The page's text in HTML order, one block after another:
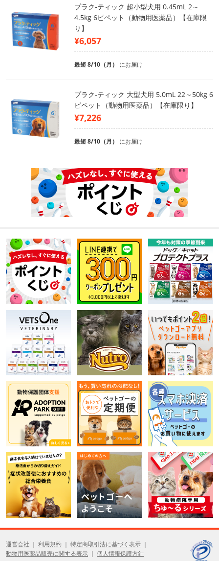
プラク‐ティック 超小型犬用 0.45mL 2～
4.5kg 6ピペット（動物用医薬品）【在庫限
り】
¥6,057
最短 8/10（月） にお届け
プラク‐ティック 大型犬用 5.0mL 22～50kg 6
ピペット（動物用医薬品）【在庫限り】
¥7,226
最短 8/10（月） にお届け
運営会社 利用規約
特定商取引法に基づく表示
動物用医薬品販売に関する表示
個人情報保護方針